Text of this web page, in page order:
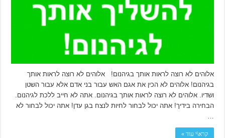
אלוהים לא רוצה לראות אותך בגיהנום! אלוהים לא רוצה לראות אותך
בגיהנום! אלוהים לא הכין את אגם האש עבור בני אדם אלא עבור השטן
ושדיו. אלוהים לא רוצה לראות אותך בגיהנום. אתה לא חייב ללכת לגיהנום.
הבחירה בידיך! אתה יכול לבחור לחיות לנצח בגן עדן! אתה יכול לבחור לא
קרא\י עוד »